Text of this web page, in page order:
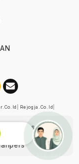
Rejogja.co.id
Pers
XII/2022
Ask me!